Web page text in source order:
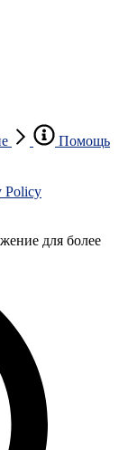
Помощь
Policy
для более